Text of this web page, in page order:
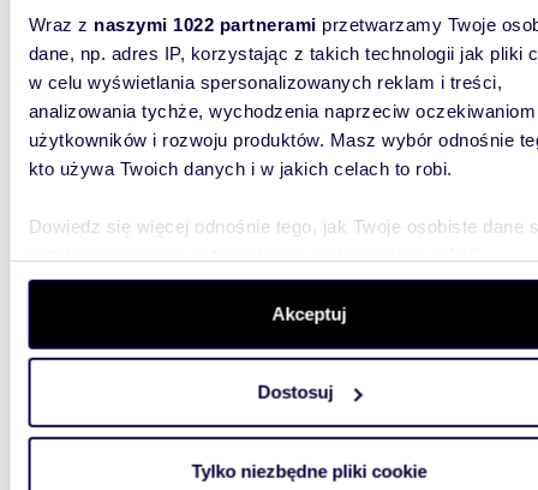
Wraz z naszymi 1022 partnerami przetwarzamy Twoje
dane, np. adres IP, korzystając z takich technologii jak pliki
w celu wyświetlania spersonalizowanych reklam i treści,
analizowania tychże, wychodzenia naprzeciw oczekiwaniom
użytkowników i rozwoju produktów. Masz wybór odnośnie
kto używa Twoich danych i w jakich celach to robi.
Dowiedz się więcej odnośnie tego, jak Twoje osobiste dane
szczegółów. W Deklaracji plików cookie możesz zmienić
wycofać swoją zgodę w dowolnej chwili.
aby oferować funkcje społecznościowe i analizować ruch w
witrynie. Informacje o tym, jak korzystasz z naszej witryny,
analitycznym. Partnerzy mogą połączyć te informacje z
Akceptuj
Dostosuj
Tylko niezbędne pliki cookie
500